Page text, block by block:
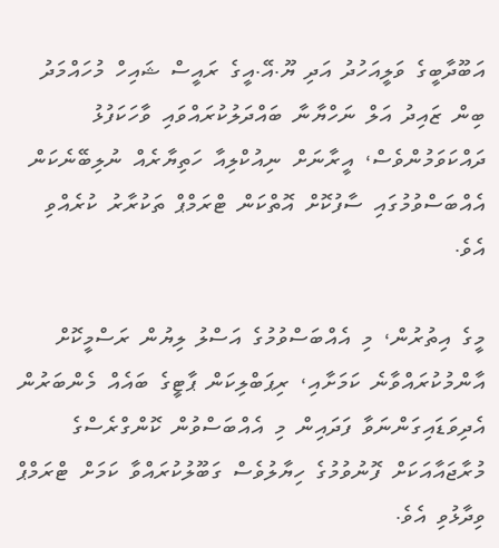
އަބޫދާބީގެ ވަލީއަހުދު އަދި ޔޫ.އޭ.އީގެ ރައީސް ޝައިހް މުހައްމަދު
ބިން ޒައިދު އަލް ނަހްޔާނާ ބައްދަލުކުރައްވައި ވާހަކަފުޅު
ދައްކަވަމުންވެސް، އީރާނަށް ނިއުކްލިއާ ހަތިޔާރެއް ނުލިބޭނެކަން
އެއްބަސްވުމުގައި ސާފުކޮށް އޮތްކަން ޓްރަމްޕް ތަކުރާރު ކުރެއްވި
އެވެ.
މީގެ އިތުރުން، މި އެއްބަސްވުމުގެ އަސްލު ލިޔުން ރަސްމީކޮށް
އާންމުކުރައްވާނެ ކަމަށާއި، ރިޕަބްލިކަން ޕާޓީގެ ބައެއް މެންބަރުން
އެދިވަޑައިގަންނަވާ ފަދައިން މި އެއްބަސްވުން ކޮންގްރެސްގެ
މުރާޖައާއަކަށް ފޮނުވުމުގެ ހިޔާލުވެސް ގަބޫލުކުރައްވާ ކަމަށް ޓްރަމްޕް
ވިދާޅުވި އެވެ.